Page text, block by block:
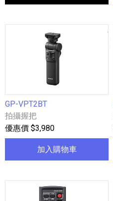
GP-VPT2BT
拍攝握把
優惠價 $3,980
加入購物車